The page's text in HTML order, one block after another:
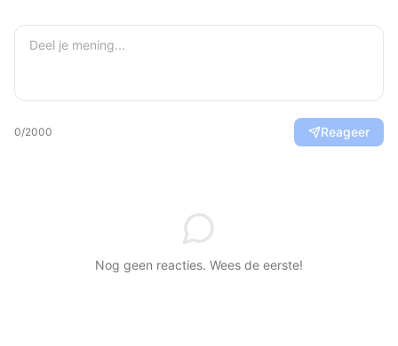
0/2000 Reageer
Nog geen reacties. Wees de eerste!